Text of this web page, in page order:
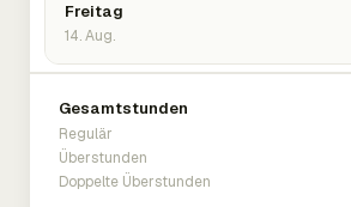
Freitag
14. Aug.
Gesamtstunden
Regulär
Überstunden
Doppelte Überstunden